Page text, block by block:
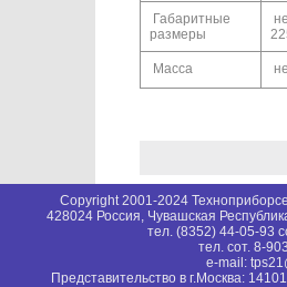
Габаритные
размеры
Масса
Copyright 2001-2024
428024 Россия, Чувашская
тел. (8352) 44-05-93
тел. сот. 8-
e-mail:
Представительство в г.Москва: